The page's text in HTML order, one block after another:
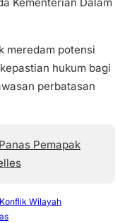
meredam potensi
hukum bagi
perbatasan
Pemapak
Konflik Wilayah